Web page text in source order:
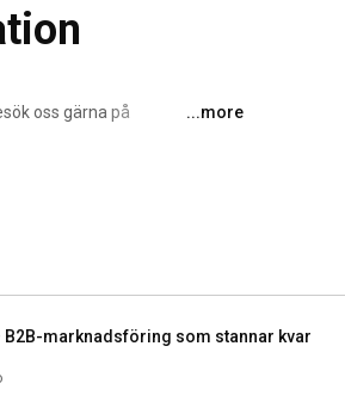
oss gärna på
...more
B2B-marknadsföring som stannar kvar